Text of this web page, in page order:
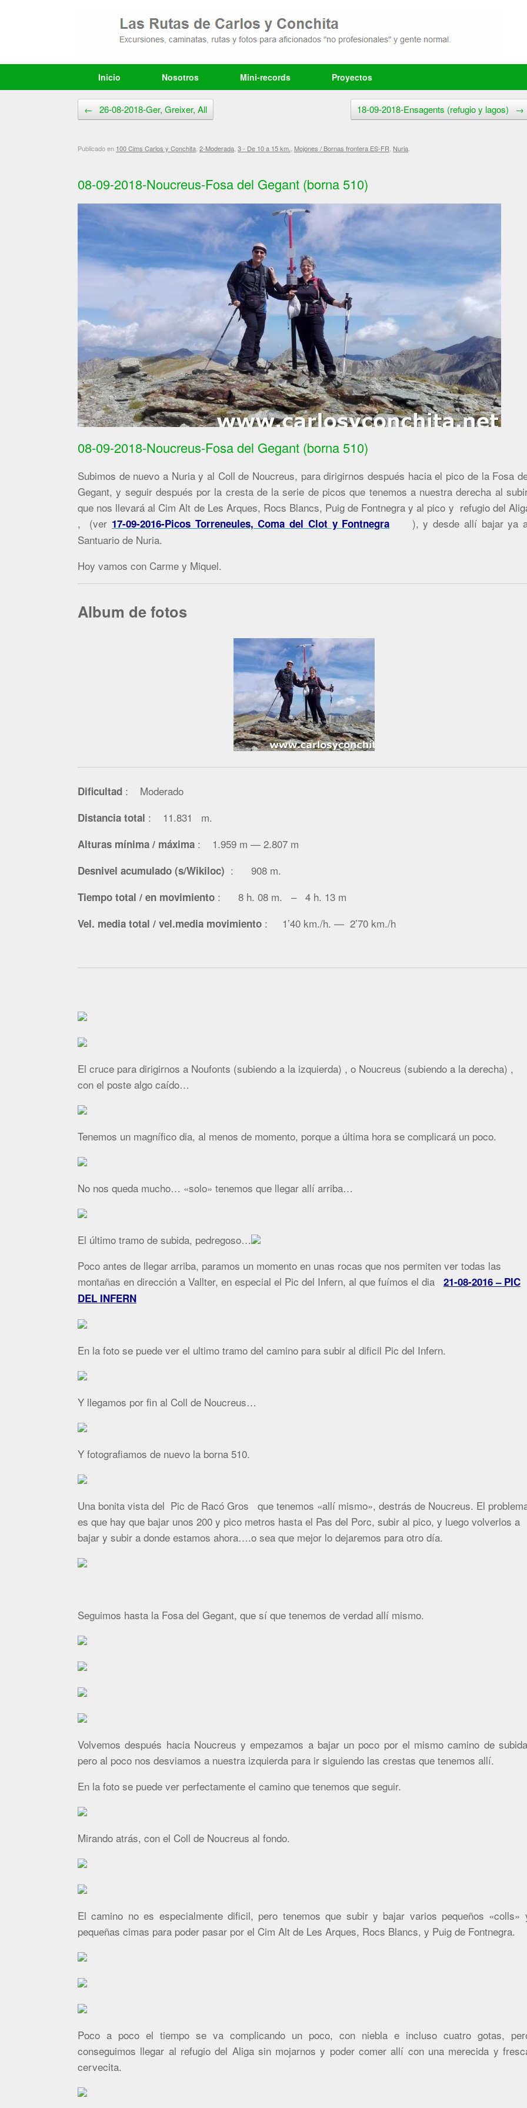
Inicio Nosotros Mini-records Proyectos
Navegador de artículos
← 26-08-2018-Ger, Greixer, All 18-09-2018-Ensagents (refugio y lagos) →
Publicado en 100 Cims Carlos y Conchita 2-Moderada 3 - De 10 a 15 km. Mojones / Bornas frontera ES-FR Nuria
08-09-2018-Noucreus-Fosa del Gegant (borna 510)
08-09-2018-Noucreus-Fosa del Gegant (borna 510)
Subimos de nuevo a Nuria y al Coll de Noucreus, para dirigirnos después hacia el pico de la Fosa
Gegant, y seguir después por la cresta de la serie de picos que tenemos a nuestra derecha al
que nos llevará al Cim Alt de Les Arques, Rocs Blancs, Puig de Fontnegra y al pico y refugio del
, (ver 17-09-2016-Picos Torreneules, Coma del Clot y Fontnegra ), y desde allí bajar ya
Santuario de Nuria.
Hoy vamos con Carme y Miquel.
Album de fotos
Dificultad : Moderado
Distancia total : 11.831 m.
Alturas mínima / máxima : 1.959 m — 2.807 m
Desnivel acumulado (s/Wikiloc) : 908 m.
Tiempo total / en movimiento : 8 h. 08 m. – 4 h. 13 m
Vel. media total / vel.media movimiento : 1’40 km./h. — 2’70 km./h
El cruce para dirigirnos a Noufonts (subiendo a la izquierda) , o Noucreus (subiendo a la derecha) ,
con el poste algo caído…
Tenemos un magnífico dia, al menos de momento, porque a última hora se complicará un poco.
No nos queda mucho… «solo» tenemos que llegar allí arriba…
El último tramo de subida, pedregoso…
Poco antes de llegar arriba, paramos un momento en unas rocas que nos permiten ver todas las
montañas en dirección a Vallter, en especial el Pic del Infern, al que fuímos el dia
21-08-2016 – PIC
DEL INFERN
En la foto se puede ver el ultimo tramo del camino para subir al dificil Pic del Infern.
Y llegamos por fin al Coll de Noucreus…
Y fotografiamos de nuevo la borna 510.
Una bonita vista del Pic de Racó Gros que tenemos «allí mismo», destrás de Noucreus. El
es que hay que bajar unos 200 y pico metros hasta el Pas del Porc, subir al pico, y luego volverlos a
bajar y subir a donde estamos ahora….o sea que mejor lo dejaremos para otro día.
Seguimos hasta la Fosa del Gegant, que sí que tenemos de verdad allí mismo.
Volvemos después hacia Noucreus y empezamos a bajar un poco por el mismo camino de
pero al poco nos desviamos a nuestra izquierda para ir siguiendo las crestas que tenemos allí.
En la foto se puede ver perfectamente el camino que tenemos que seguir.
Mirando atrás, con el Coll de Noucreus al fondo.
El camino no es especialmente dificil, pero tenemos que subir y bajar varios pequeños «colls»
pequeñas cimas para poder pasar por el Cim Alt de Les Arques, Rocs Blancs, y Puig de Fontnegra.
Poco a poco el tiempo se va complicando un poco, con niebla e incluso cuatro gotas,
conseguimos llegar al refugio del Aliga sin mojarnos y poder comer allí con una merecida y
cervecita.